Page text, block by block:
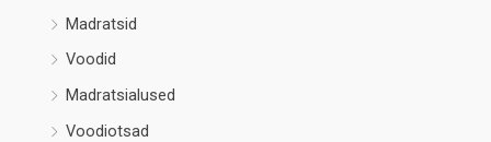
Madratsid
Voodid
Madratsialused
Voodiotsad